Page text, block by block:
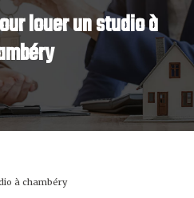
louer un studio à
à chambéry